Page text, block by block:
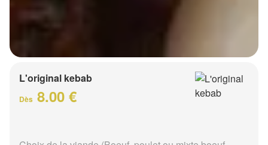
L'original kebab
Dès 8.00 €